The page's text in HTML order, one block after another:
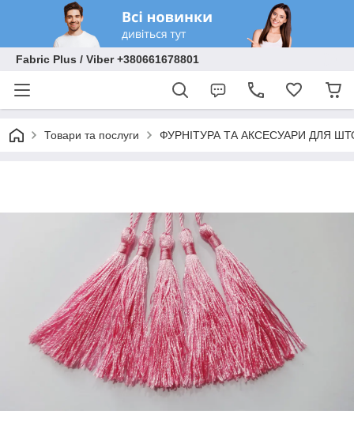
Fabric Plus / Viber +380661678801
Товари та послуги ФУРНІТУРА ТА АКСЕСУАРИ ДЛЯ